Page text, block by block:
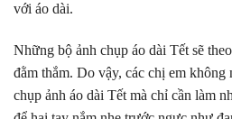
với áo dài.
Những bộ ảnh chụp áo dài Tết sẽ
đằm thắm. Do vậy, các chị em không
chụp ảnh áo dài Tết mà chỉ cần làm